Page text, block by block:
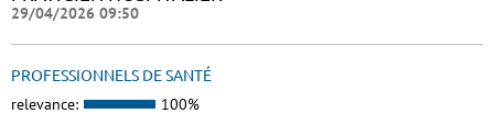
29/04/2026 09:50
PROFESSIONNELS DE SANTÉ
relevance: 100%